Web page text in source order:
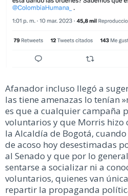
Afanador incluso llegó a
las tiene amenazas lo tenían
es que a cualquier campaña
voluntarios y que Morris hizo
la Alcaldía de Bogotá,
de acoso hoy desestimadas
al Senado y que por lo
sentarse a socializar ni a
voluntarios, quienes van
repartir la propaganda